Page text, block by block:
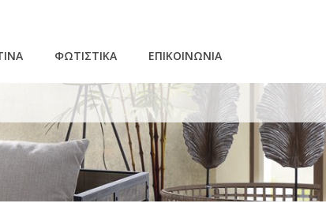
ΦΩΤΙΣΤΙΚΑ ΕΠΙΚΟΙΝΩΝΙΑ